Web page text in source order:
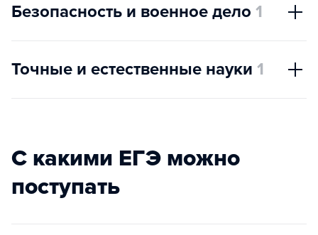
Безопасность и военное дело 1
Точные и естественные науки 1
С какими ЕГЭ можно
поступать